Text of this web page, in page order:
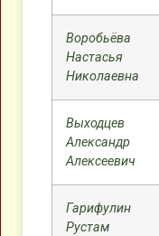
Воробьёва
Настасья
Николаевна
Выходцев
Александр
Алексеевич
Гарифулин
Рустам